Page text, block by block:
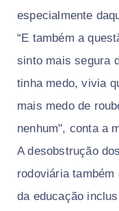
especialmente
“E também a
sinto mais segura
tinha medo, vivia
mais medo de
nenhum", conta a
A desobstrução
rodoviária
da educação